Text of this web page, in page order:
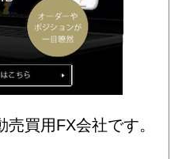
買用FX会社です。